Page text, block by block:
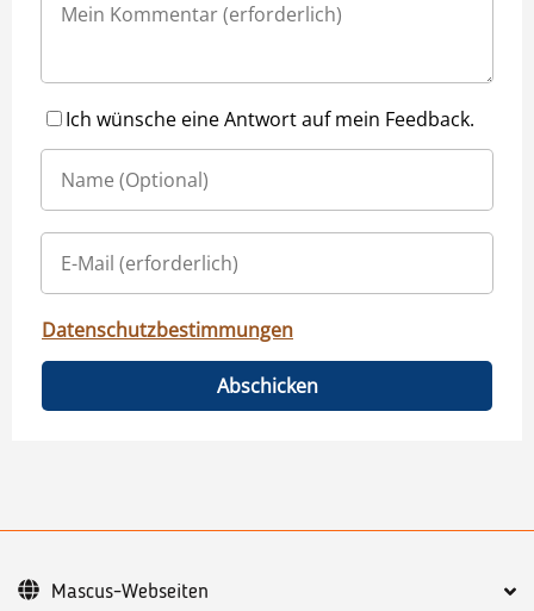
Ich wünsche eine Antwort auf mein Feedback.
Datenschutzbestimmungen
Abschicken
Mascus-Webseiten